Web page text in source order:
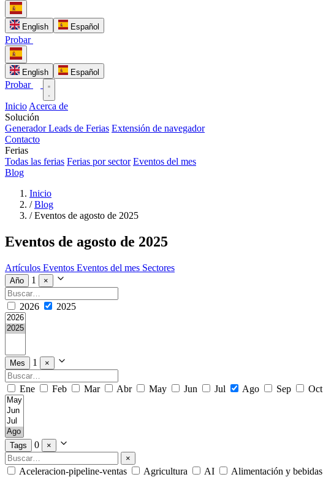
English Español
Probar
English Español
Probar
Inicio Acerca de
Solución
Generador Leads de Ferias Extensión de navegador
Contacto
Ferias
Todas las ferias Ferias por sector Eventos del mes
Blog
Inicio
/ Blog
/ Eventos de agosto de 2025
Eventos de agosto de 2025
Artículos Eventos Eventos del mes Sectores
Año 1 ×
2026 2025
Mes 1 ×
Ene Feb Mar Abr May Jun Jul Ago Sep Oct
Tags 0
×
×
Aceleracion-pipeline-ventas Agricultura AI Alimentación y bebidas